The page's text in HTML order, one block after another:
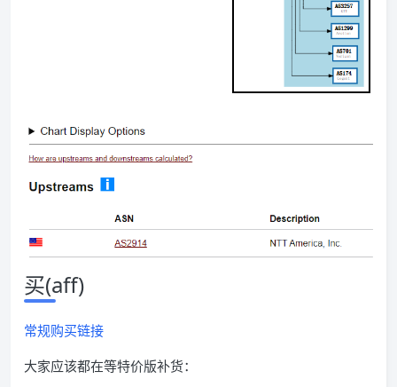
买(aff)
常规购买链接
大家应该都在等特价版补货：